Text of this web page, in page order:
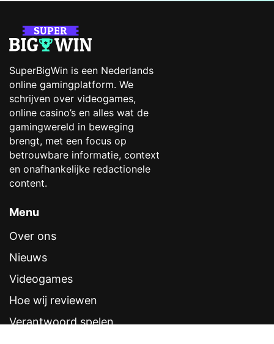
SuperBigWin is een Nederlands
online gamingplatform. We
schrijven over videogames,
online casino’s en alles wat de
gamingwereld in beweging
brengt, met een focus op
betrouwbare informatie, context
en onafhankelijke redactionele
content.
Menu
Over ons
Nieuws
Videogames
Hoe wij reviewen
Verantwoord spelen